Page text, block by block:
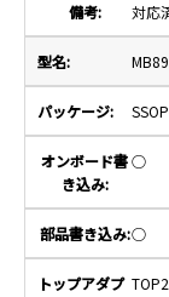
対応
○
○